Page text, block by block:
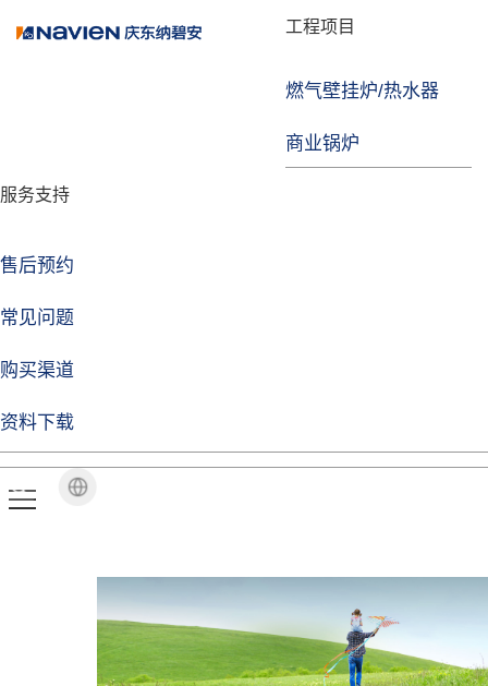
工程项目
燃气壁挂炉/热水器
商业锅炉
服务支持
售后预约
常见问题
购买渠道
资料下载
品牌故事
技术实力
企业动态
焦点注册Life
品牌视角